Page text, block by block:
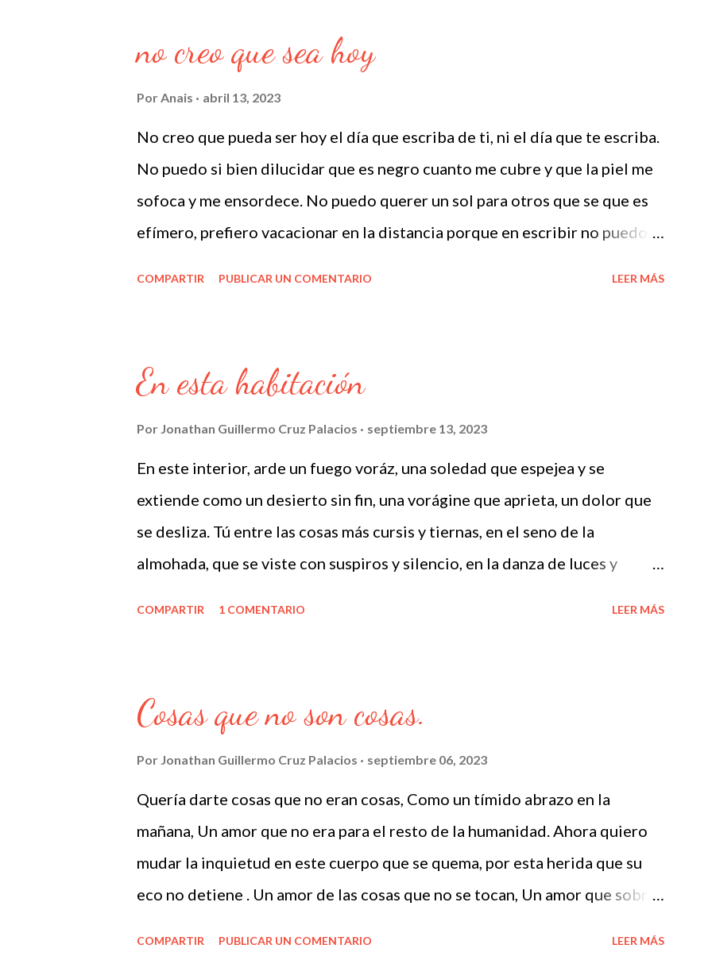
no creo que sea hoy
PorAnais abril 13, 2023
No creo que pueda ser hoy el día que escriba de ti, ni el día que te escriba.
No puedo si bien dilucidar que es negro cuanto me cubre y que la piel me
sofoca y me ensordece. No puedo querer un sol para otros que se que es
efímero, prefiero vacacionar en la distancia porque en escribir no puedo
dispersos en el monte, las miradas de las ardillas van captando un instante
que pereció y no nos dio nada. No creo que tengas nombre hoy, aunque
COMPARTIR PUBLICAR UN COMENTARIO LEER MÁS
En esta habitación
Por Jonathan Guillermo Cruz Palacios septiembre 13, 2023
En este interior, arde un fuego voráz, una soledad que espejea y se
extiende como un desierto sin fin, una vorágine que aprieta, un dolor que
se desliza. Tú entre las cosas más cursis y tiernas, en el seno de la
almohada, que se viste con suspiros y silencio, en la danza de luces y
COMPARTIR 1 COMENTARIO LEER MÁS
Cosas que no son cosas.
Por Jonathan Guillermo Cruz Palacios septiembre 06, 2023
Quería darte cosas que no eran cosas, Como un tímido abrazo en la
mañana, Un amor que no era para el resto de la humanidad. Ahora quiero
mudar la inquietud en este cuerpo que se quema, por esta herida que su
eco no detiene . Un amor de las cosas que no se tocan, Un amor que sobra
COMPARTIR PUBLICAR UN COMENTARIO LEER MÁS